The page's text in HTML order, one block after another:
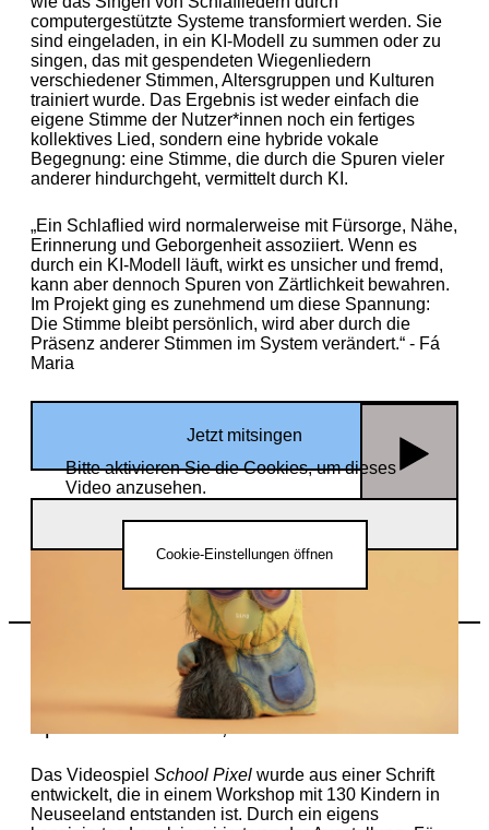
computergestützte Systeme transformiert werden. Sie
sind eingeladen, in ein KI-Modell zu summen oder zu
singen, das mit gespendeten Wiegenliedern
verschiedener Stimmen, Altersgruppen und Kulturen
trainiert wurde. Das Ergebnis ist weder einfach die
eigene Stimme der Nutzer*innen noch ein fertiges
kollektives Lied, sondern eine hybride vokale
Begegnung: eine Stimme, die durch die Spuren vieler
anderer hindurchgeht, vermittelt durch KI.
„Ein Schlaflied wird normalerweise mit Fürsorge, Nähe,
Erinnerung und Geborgenheit assoziiert. Wenn es
durch ein KI-Modell läuft, wirkt es unsicher und fremd,
kann aber dennoch Spuren von Zärtlichkeit bewahren.
Im Projekt ging es zunehmend um diese Spannung:
Die Stimme bleibt persönlich, wird aber durch die
Präsenz anderer Stimmen im System verändert.“ - Fá
Maria
Jetzt mitsingen
Bitte aktivieren Sie die Cookies, um dieses
Video anzusehen.
Cookie-Einstellungen öffnen
HausCode 2026 | Fá Maria
Mining Raw Letters (Nell May & Kevin Kuhn),
For Children– individuellesSchool Pixel
Spiellevel und Editor, 2026
Das Videospiel School Pixel wurde aus einer Schrift
entwickelt, die in einem Workshop mit 130 Kindern in
Neuseeland entstanden ist. Durch ein eigens